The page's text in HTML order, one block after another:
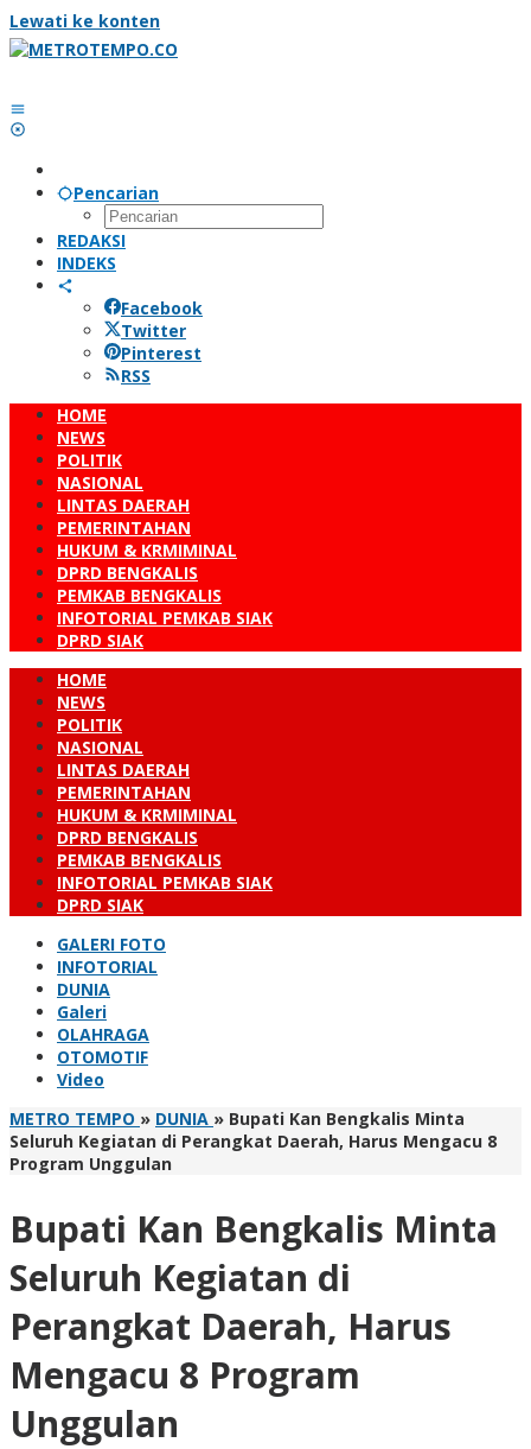
Lewati ke konten
Pencarian
REDAKSI
INDEKS
Facebook
Twitter
Pinterest
RSS
HOME
NEWS
POLITIK
NASIONAL
LINTAS DAERAH
PEMERINTAHAN
HUKUM & KRMIMINAL
DPRD BENGKALIS
PEMKAB BENGKALIS
INFOTORIAL PEMKAB SIAK
DPRD SIAK
HOME
NEWS
POLITIK
NASIONAL
LINTAS DAERAH
PEMERINTAHAN
HUKUM & KRMIMINAL
DPRD BENGKALIS
PEMKAB BENGKALIS
INFOTORIAL PEMKAB SIAK
DPRD SIAK
GALERI FOTO
INFOTORIAL
DUNIA
Galeri
OLAHRAGA
OTOMOTIF
Video
METRO TEMPO » DUNIA » Bupati Kan Bengkalis Minta
Seluruh Kegiatan di Perangkat Daerah, Harus Mengacu 8
Program Unggulan
Bupati Kan Bengkalis Minta
Seluruh Kegiatan di
Perangkat Daerah, Harus
Mengacu 8 Program
Unggulan